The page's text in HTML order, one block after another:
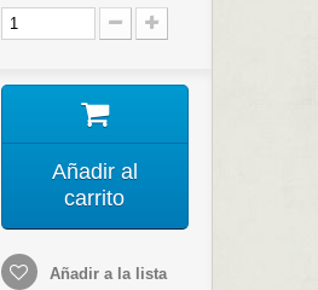
Añadir al
carrito
Añadir a la lista